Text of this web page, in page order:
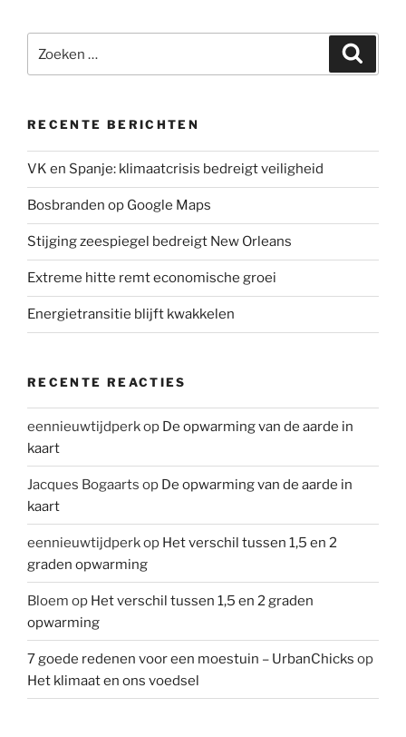
k
n
p
naar:
RECENTE BERICHTEN
VK en Spanje: klimaatcrisis bedreigt veiligheid
Bosbranden op Google Maps
Stijging zeespiegel bedreigt New Orleans
Extreme hitte remt economische groei
Energietransitie blijft kwakkelen
RECENTE REACTIES
eennieuwtijdperkop De opwarming van de aarde in
kaart
Jacques Bogaarts op De opwarming van de aarde in
kaart
eennieuwtijdperkop Het verschil tussen 1,5 en 2
graden opwarming
Bloem op Het verschil tussen 1,5 en 2 graden
opwarming
7 goede redenen voor een moestuin – UrbanChicks op
Het klimaat en ons voedsel